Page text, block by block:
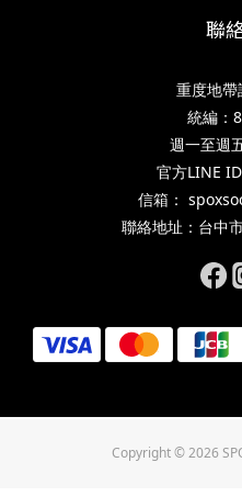
聯
重度地帶
統編：
週一至週
官方LINE
信箱：
聯絡地址：台中
Copyright © 2026